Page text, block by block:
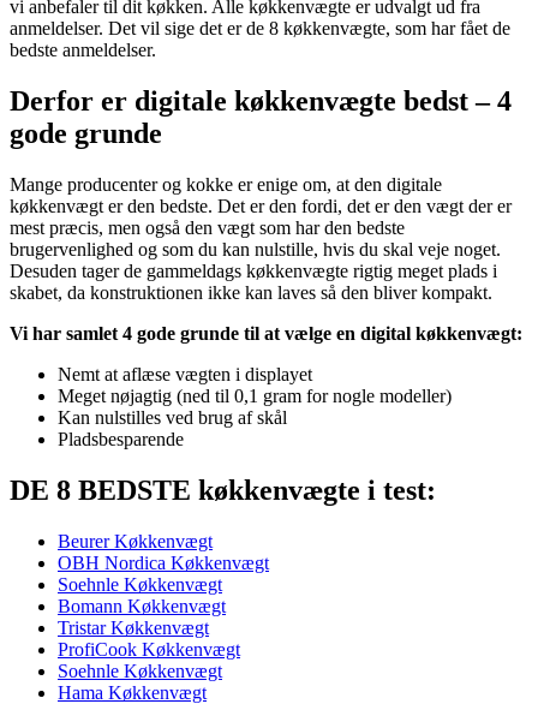
vi anbefaler til dit køkken. Alle køkkenvægte er udvalgt ud fra
anmeldelser. Det vil sige det er de 8 køkkenvægte, som har fået de
bedste anmeldelser.
Derfor er digitale køkkenvægte bedst – 4
gode grunde
Mange producenter og kokke er enige om, at den digitale
køkkenvægt er den bedste. Det er den fordi, det er den vægt der er
mest præcis, men også den vægt som har den bedste
brugervenlighed og som du kan nulstille, hvis du skal veje noget.
Desuden tager de gammeldags køkkenvægte rigtig meget plads i
skabet, da konstruktionen ikke kan laves så den bliver kompakt.
Vi har samlet 4 gode grunde til at vælge en digital køkkenvægt:
Nemt at aflæse vægten i displayet
Meget nøjagtig (ned til 0,1 gram for nogle modeller)
Kan nulstilles ved brug af skål
Pladsbesparende
DE 8 BEDSTE køkkenvægte i test:
Beurer Køkkenvægt
OBH Nordica Køkkenvægt
Soehnle Køkkenvægt
Bomann Køkkenvægt
Tristar Køkkenvægt
ProfiCook Køkkenvægt
Soehnle Køkkenvægt
Hama Køkkenvægt